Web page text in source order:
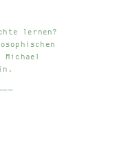
lernen?
Michael